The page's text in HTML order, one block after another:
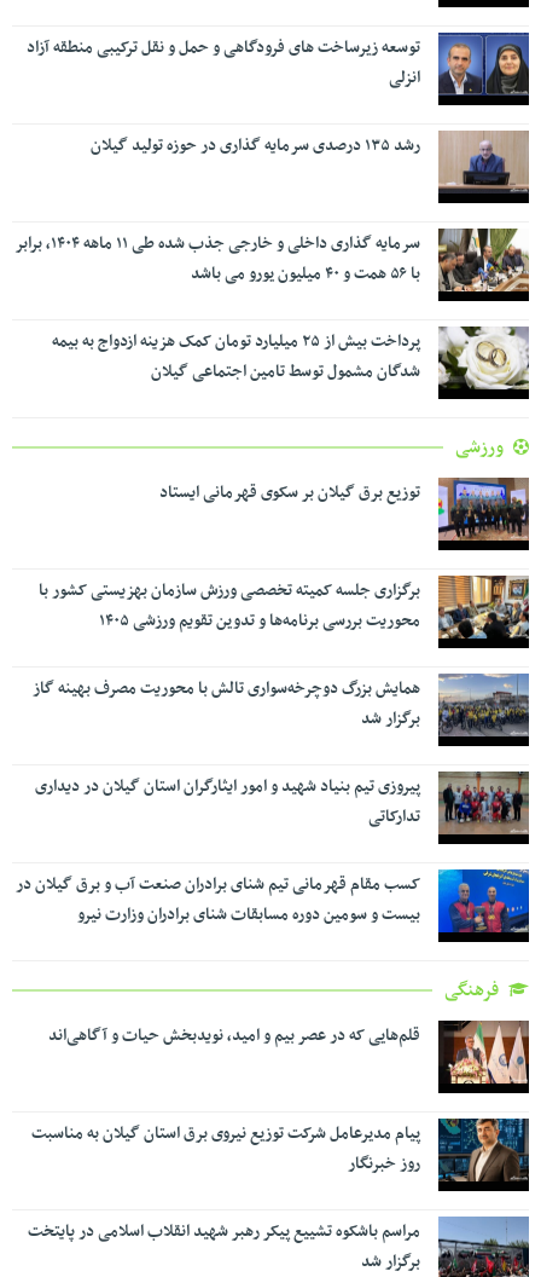
توسعه زیرساخت های فرودگاهی و حمل و نقل ترکیبی منطقه آزاد
انزلی
رشد ۱۳۵ درصدی سرمایه گذاری در حوزه تولید گیلان
سرمایه گذاری داخلی و خارجی جذب شده طی ۱۱ ماهه ۱۴۰۴، برابر
با ۵۶ همت و ۴۰ میلیون یورو می باشد
پرداخت بیش از ۲۵ میلیارد تومان کمک هزینه ازدواج به بیمه
شدگان مشمول توسط تامین اجتماعی گیلان
ورزشی
توزیع برق گیلان بر سکوی قهرمانی ایستاد
برگزاری جلسه کمیته تخصصی ورزش سازمان بهزیستی کشور با
محوریت بررسی برنامه‌ها و تدوین تقویم ورزشی ۱۴۰۵
همایش بزرگ دوچرخه‌سواری تالش با محوریت مصرف بهینه گاز
برگزار شد
پیروزی تیم بنیاد شهید و امور ایثارگران استان گیلان در دیداری
تدارکاتی
کسب مقام قهرمانی تیم شنای برادران صنعت آب و برق گیلان در
بیست و سومین دوره مسابقات شنای برادران وزارت نیرو
فرهنگی
قلم‌هایی که در عصر بیم و امید، نویدبخش حیات و آگاهی‌اند
پیام مدیرعامل شرکت توزیع نیروی برق استان گیلان به مناسبت
روز خبرنگار ‌
مراسم باشکوه تشییع پیکر رهبر شهید انقلاب اسلامی در پایتخت
برگزار شد